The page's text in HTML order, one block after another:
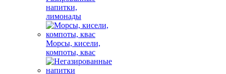
напитки,
лимонады
Морсы, кисели,
компоты, квас